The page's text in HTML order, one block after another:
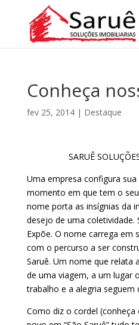
Conheça
fev 25, 2014| Destaque
SARUÊ
Uma empresa configura
momento em que tem o
nome porta as insígnias da
desejo de uma coletividade.
Expõe. O nome carrega em
com o percurso a ser
Saruê. Um nome que relata
de uma viagem, a um lugar
trabalho e a alegria
Como diz o cordel (conheça